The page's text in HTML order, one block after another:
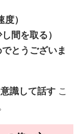
）
間を取る）
とうございま
識して話す こ